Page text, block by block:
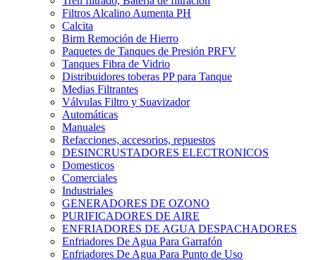
Filtros Alcalino Aumenta PH
Calcita
Birm Remoción de Hierro
Paquetes de Tanques de Presión PRFV
Tanques Fibra de Vidrio
Distribuidores toberas PP para Tanque
Medias Filtrantes
Válvulas Filtro y Suavizador
Automáticas
Manuales
Refacciones, accesorios, repuestos
DESINCRUSTADORES ELECTRONICOS
Domesticos
Comerciales
Industriales
GENERADORES DE OZONO
PURIFICADORES DE AIRE
ENFRIADORES DE AGUA DESPACHADORES
Enfriadores De Agua Para Garrafón
Enfriadores De Agua Para Punto de Uso